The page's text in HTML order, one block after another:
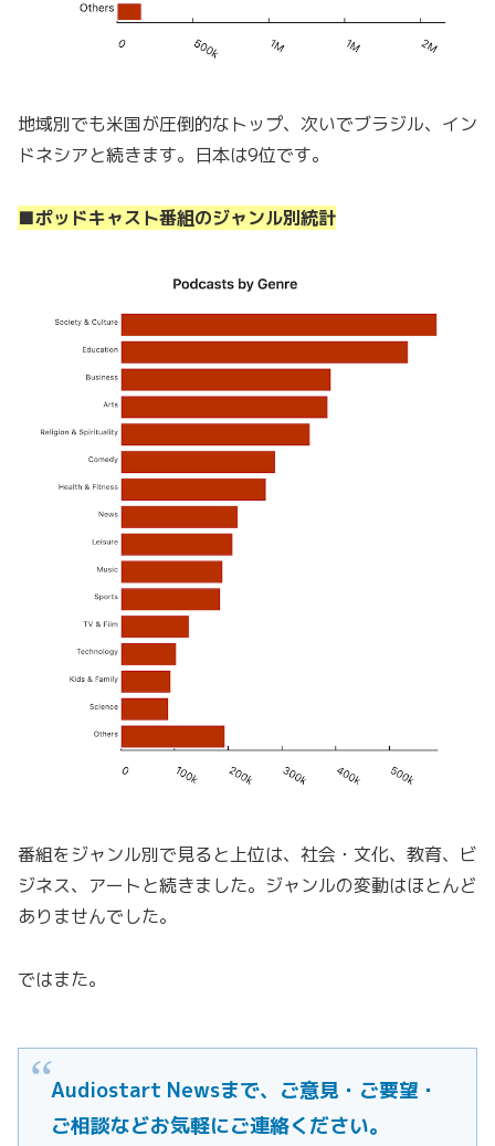
地域別でも米国が圧倒的なトップ、次いでブラジル、イン
ドネシアと続きます。日本は9位です。
■ポッドキャスト番組のジャンル別統計
番組をジャンル別で見ると上位は、社会・文化、教育、ビ
ジネス、アートと続きました。ジャンルの変動はほとんど
ありませんでした。
ではまた。
Audiostart Newsまで、ご意見・ご要望・
ご相談などお気軽にご連絡ください。